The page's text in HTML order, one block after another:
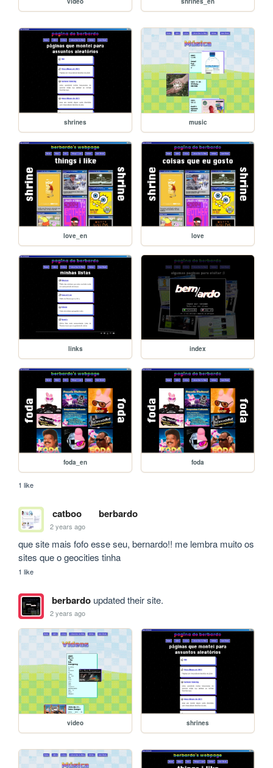
shrines music
love_en love
links index
foda_en foda
1 like
catboo berbardo
2 years ago
que site mais fofo esse seu, bernardo!! me lembra muito os
sites que o geocities tinha
1 like
berbardoupdated their site.
2 years ago
video shrines